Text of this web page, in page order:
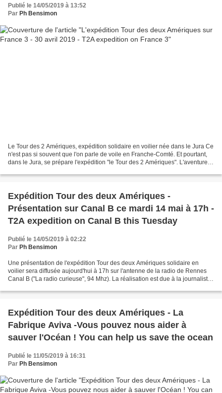
Publié le 14/05/2019 à 13:52
Par Ph Bensimon
Le Tour des 2 Amériques, expédition solidaire en voilier née dans le Jura Ce
n'est pas si souvent que l'on parle de voile en Franche-Comté. Et pourtant,
dans le Jura, se prépare l'expédition "le Tour des 2 Amériques". L'aventure
Expédition Tour des deux Amériques -
Présentation sur Canal B ce mardi 14 mai à 17h -
T2A expedition on Canal B this Tuesday
Publié le 14/05/2019 à 02:22
Par Ph Bensimon
Une présentation de l'expédition Tour des deux Amériques solidaire en
voilier sera diffusée aujourd'hui à 17h sur l'antenne de la radio de Rennes
Canal B ("La radio curieuse", 94 Mhz). La réalisation est due à la journaliste
Expédition Tour des deux Amériques - La
Fabrique Aviva -Vous pouvez nous aider à
sauver l'Océan ! You can help us save the ocean
Publié le 11/05/2019 à 16:31
Par Ph Bensimon